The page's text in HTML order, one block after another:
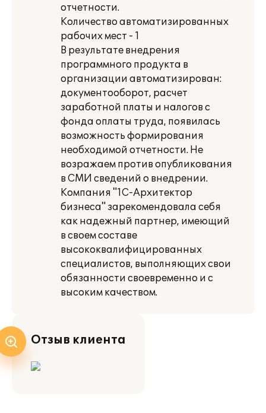
отчетности.
Количество автоматизированных
рабочих мест - 1
В результате внедрения
программного продукта в
организации автоматизирован:
документооборот, расчет
заработной платы и налогов с
фонда оплаты труда, появилась
возможность формирования
необходимой отчетности. Не
возражаем против опубликования
в СМИ сведений о внедрении.
Компания "1С-Архитектор
бизнеса" зарекомендовала себя
как надежный партнер, имеющий
в своем составе
высококвалифицированных
специалистов, выполняющих свои
обязанности своевременно и с
высоким качеством.
Отзыв клиента